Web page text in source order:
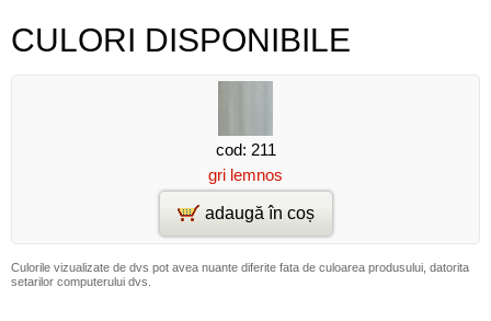
CULORI DISPONIBILE
cod: 211
gri lemnos
adaugă în coș
Culorile vizualizate de dvs pot avea nuante diferite fata de culoarea produsului, datorita
setarilor computerului dvs.